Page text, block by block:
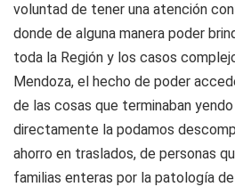
voluntad de tener una atención
donde de alguna manera poder
toda la Región y los casos
Mendoza, el hecho de poder
de las cosas que terminaban
directamente la podamos
ahorro en traslados, de personas
familias enteras por la patología